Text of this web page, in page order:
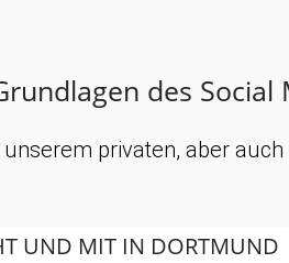
des
privaten, aber
UND MIT IN DORTMUND